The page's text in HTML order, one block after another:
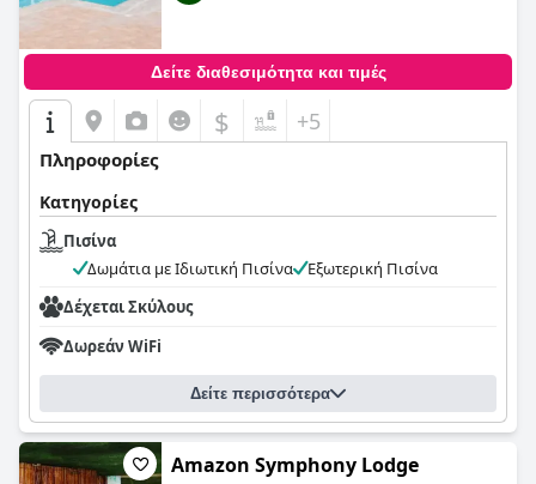
Δείτε διαθεσιμότητα και τιμές
$ +5
Πληροφορίες
Κατηγορίες
Πισίνα
Δωμάτια με Ιδιωτική Πισίνα
Εξωτερική Πισίνα
Δέχεται Σκύλους
Δωρεάν WiFi
Δείτε περισσότερα
Amazon Symphony Lodge